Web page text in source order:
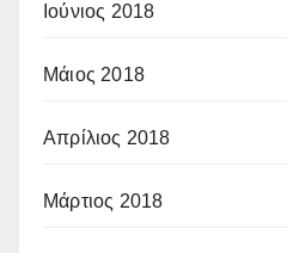
Ιούνιος 2018
Μάιος 2018
Απρίλιος 2018
Μάρτιος 2018